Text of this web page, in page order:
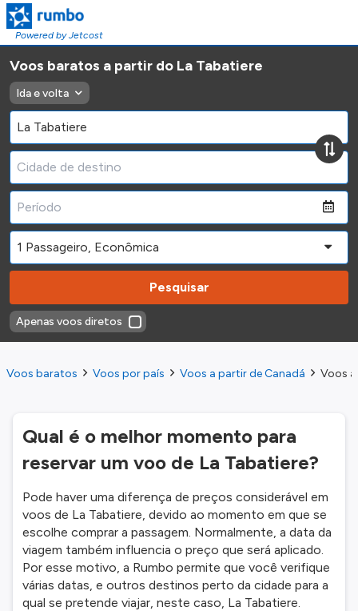
Powered by Jetcost
Voos baratos a partir do La Tabatiere
Ida e volta
Pesquisar
Apenas voos diretos
Voos baratos Voos por país Voos a partir de Canadá Voos
Qual é o melhor momento para
reservar um voo de La Tabatiere?
Pode haver uma diferença de preços considerável em
voos de La Tabatiere, devido ao momento em que se
escolhe comprar a passagem. Normalmente, a data da
viagem também influencia o preço que será aplicado.
Por esse motivo, a Rumbo permite que você verifique
várias datas, e outros destinos perto da cidade para a
qual se pretende viajar, neste caso, La Tabatiere.